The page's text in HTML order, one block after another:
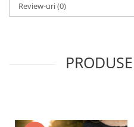
Review-uri(0)